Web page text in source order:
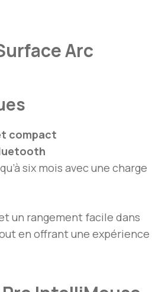
Arc
compact
six mois avec une charge
un rangement facile dans
en offrant une expérience